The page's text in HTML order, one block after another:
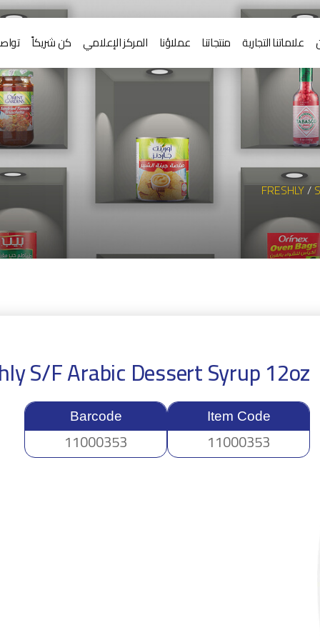
علاماتنا التجارية منتجاتنا عملاؤنا المركز الإعلامي كن شريكاً
FRESHLY/
S/F Arabic Dessert Syrup 12oz
Item Code
11000353
Barcode
11000353